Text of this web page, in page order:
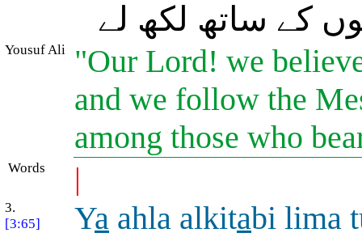
کے ساتھ لکھ لے
Yousuf Ali
"Our Lord! we
and we follow the
among those who
Words |
3.
[3:65]
Ya ahla alkitabi lima